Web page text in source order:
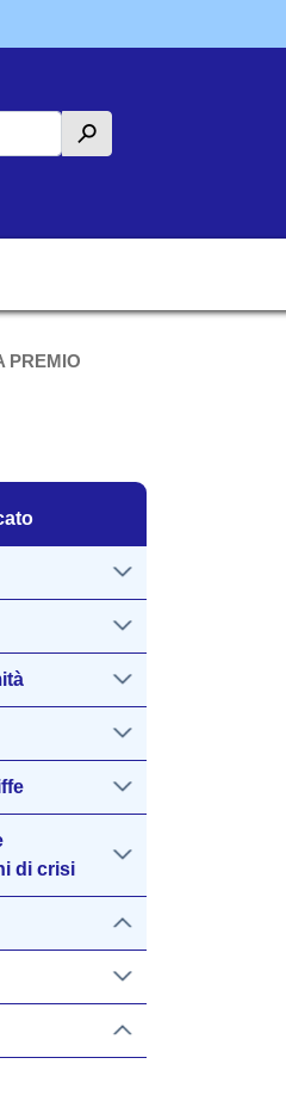
h
PREMIO
mercato
di crisi